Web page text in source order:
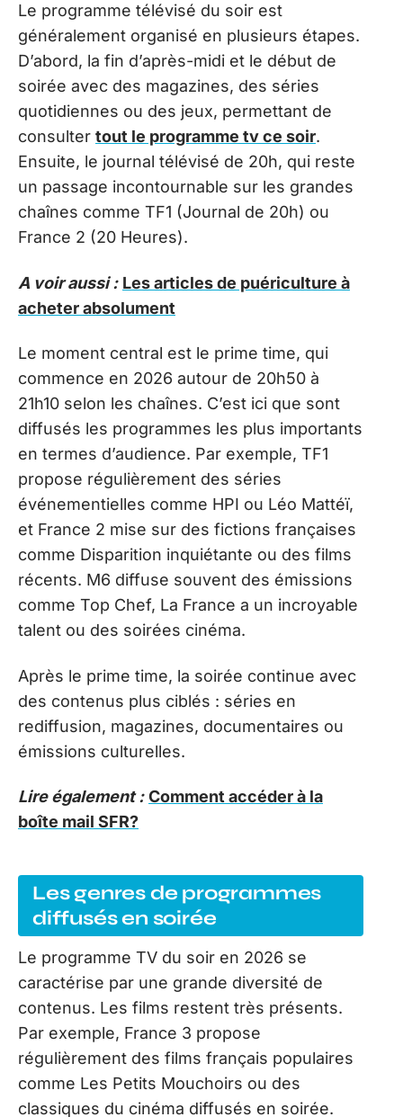
Le programme télévisé du soir est
généralement organisé en plusieurs étapes.
D’abord, la fin d’après-midi et le début de
soirée avec des magazines, des séries
quotidiennes ou des jeux, permettant de
consulter tout le programme tv ce soir.
Ensuite, le journal télévisé de 20h, qui reste
un passage incontournable sur les grandes
chaînes comme TF1 (Journal de 20h) ou
France 2 (20 Heures).
A voir aussi : Les articles de puériculture à
acheter absolument
Le moment central est le prime time, qui
commence en 2026 autour de 20h50 à
21h10 selon les chaînes. C’est ici que sont
diffusés les programmes les plus importants
en termes d’audience. Par exemple, TF1
propose régulièrement des séries
événementielles comme HPI ou Léo Mattéï,
et France 2 mise sur des fictions françaises
comme Disparition inquiétante ou des films
récents. M6 diffuse souvent des émissions
comme Top Chef, La France a un incroyable
talent ou des soirées cinéma.
Après le prime time, la soirée continue avec
des contenus plus ciblés : séries en
rediffusion, magazines, documentaires ou
émissions culturelles.
Lire également : Comment accéder à la
boîte mail SFR?
Les genres de programmes
diffusés en soirée
Le programme TV du soir en 2026 se
caractérise par une grande diversité de
contenus. Les films restent très présents.
Par exemple, France 3 propose
régulièrement des films français populaires
comme Les Petits Mouchoirs ou des
classiques du cinéma diffusés en soirée.